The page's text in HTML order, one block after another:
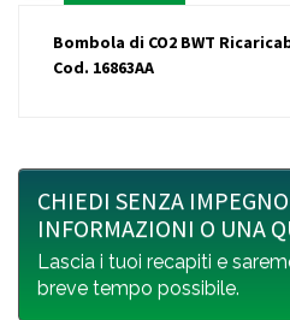
Bombola di CO2 BWT
Cod. 16863AA
CHIEDI SENZA
INFORMAZIONI O UNA
Lascia i tuoi recapiti e
breve tempo possibile.